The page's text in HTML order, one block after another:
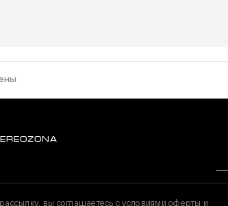
вы соглашаетесь с условиями оферты и